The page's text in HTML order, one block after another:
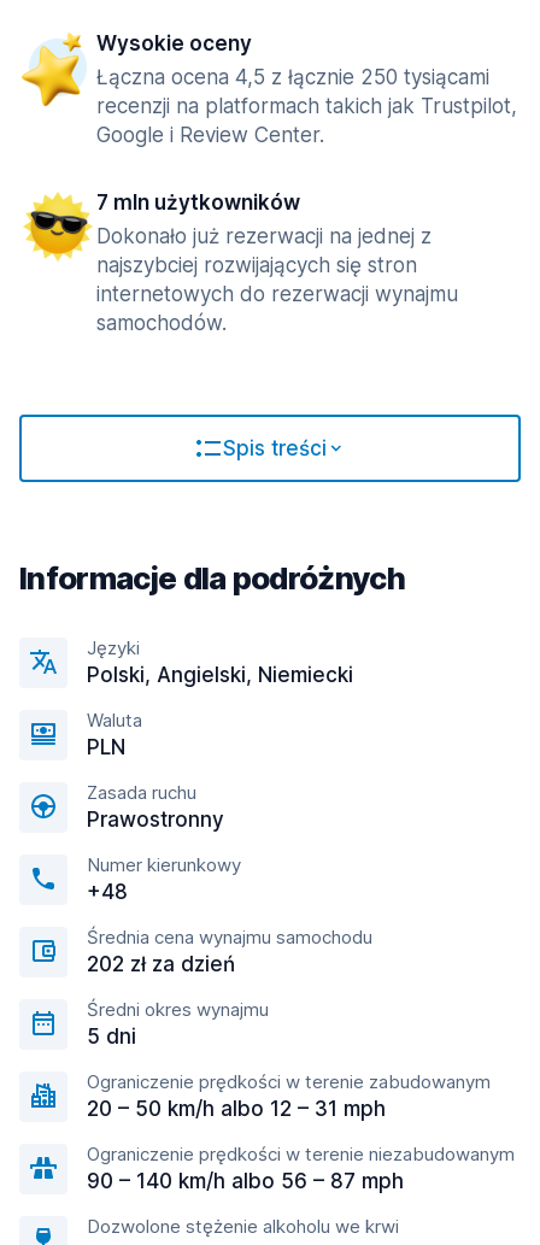
Wysokie oceny
Łączna ocena 4,5 z łącznie 250 tysiącami
recenzji na platformach takich jak Trustpilot,
Google i Review Center.
7 mln użytkowników
Dokonało już rezerwacji na jednej z
najszybciej rozwijających się stron
internetowych do rezerwacji wynajmu
samochodów.
Spis treści
Informacje dla podróżnych
Języki
Polski, Angielski, Niemiecki
Waluta
PLN
Zasada ruchu
Prawostronny
Numer kierunkowy
+48
Średnia cena wynajmu samochodu
202 zł za dzień
Średni okres wynajmu
5 dni
Ograniczenie prędkości w terenie zabudowanym
20 – 50 km/h albo 12 – 31 mph
Ograniczenie prędkości w terenie niezabudowanym
90 – 140 km/h albo 56 – 87 mph
Dozwolone stężenie alkoholu we krwi